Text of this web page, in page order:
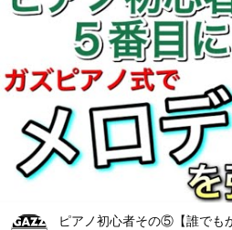
ピアノ初心者その⑤【誰でも